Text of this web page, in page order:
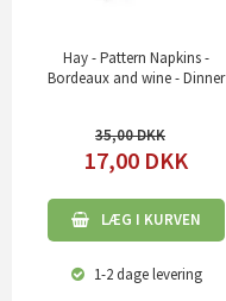
Hay - Pattern Napkins -
Bordeaux and wine - Dinner
35,00
17,00 DKK
LÆG I KURVEN
1-2 dagelevering